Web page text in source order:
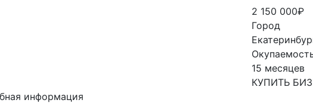
2 150 000₽
Город
15 месяцев
КУПИТЬ
информация